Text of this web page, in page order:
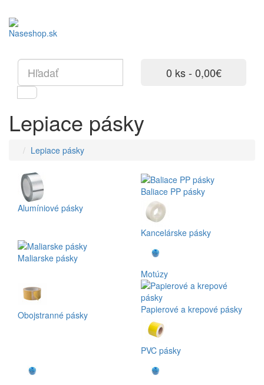
0 ks - 0,00€
Lepiace pásky
Lepiace pásky
Alumíniové pásky
Baliace PP pásky
Kancelárske pásky
Maliarske pásky
Motúzy
Obojstranné pásky Papierové a krepové pásky
PVC pásky